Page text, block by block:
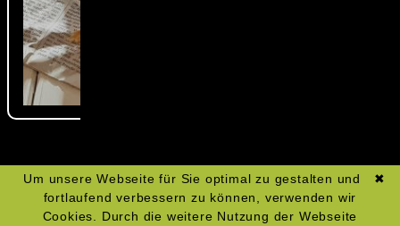
✖
Um unsere Webseite für Sie optimal zu gestalten und
fortlaufend verbessern zu können, verwenden wir
Cookies. Durch die weitere Nutzung der Webseite